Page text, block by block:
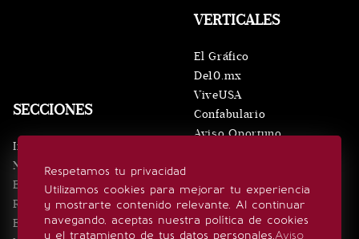
Respetamos tu privacidad
Utilizamos cookies para mejorar tu experiencia
y mostrarte contenido relevante. Al continuar
navegando, aceptas nuestra política de cookies
y el tratamiento de tus datos personales.Aviso
SECCIONES
Inicio
Noticias
Eventos
Realeza
Estilo de vida
VERTICALES
El Gráfico
De10.mx
ViveUSA
Confabulario
Aviso Oportuno
SÍGUENOS